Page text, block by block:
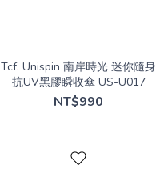
Tcf. Unispin 南岸時光 迷你隨身
抗UV黑膠瞬收傘 US-U017
NT$990